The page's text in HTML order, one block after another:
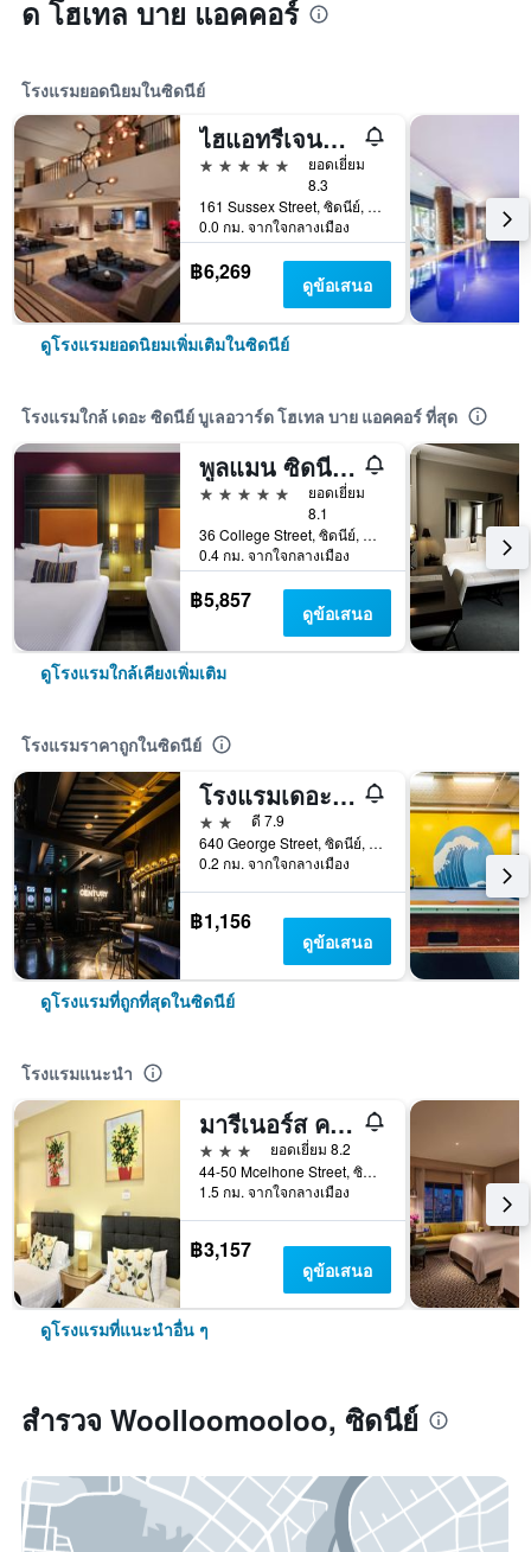
ด โฮเทล บาย แอคคอร์
โรงแรมยอดนิยมในซิดนีย์
ไฮแอทรีเจนซี ซิดนีย์
5 ดาว
ยอดเยี่ยม
8.3
161 Sussex Street, ซิดนีย์, NSW, ออสเตรเลีย
0.0 กม. จากใจกลางเมือง
฿6,269 ดูข้อเสนอ
ดูโรงแรมยอดนิยมเพิ่มเติมในซิดนีย์
โรงแรมใกล้ เดอะ ซิดนีย์ บูเลอวาร์ด โฮเทล บาย แอคคอร์ ที่สุด
พูลแมน ซิดนีย์ ไฮด์ปาร์ค
5 ดาว
ยอดเยี่ยม
8.1
36 College Street, ซิดนีย์, NSW, ออสเตรเลีย
0.4 กม. จากใจกลางเมือง
฿5,857 ดูข้อเสนอ
ดูโรงแรมใกล้เคียงเพิ่มเติม
โรงแรมราคาถูกในซิดนีย์
โรงแรมเดอะแคปซูล - โฮสเทล
2 ดาว
ดี 7.9
640 George Street, ซิดนีย์, NSW, ออสเตรเลีย
0.2 กม. จากใจกลางเมือง
฿1,156
ดูข้อเสนอ
ดูโรงแรมที่ถูกที่สุดในซิดนีย์
โรงแรมแนะนำ
มารีเนอร์ส คอร์ท โฮเทล ซิดนีย์
3 ดาว
ยอดเยี่ยม 8.2
44-50 Mcelhone Street, ซิดนีย์, NSW, ออสเตรเลีย
1.5 กม. จากใจกลางเมือง
฿3,157
ดูข้อเสนอ
ดูโรงแรมที่แนะนำอื่น ๆ
สำรวจ Woolloomooloo, ซิดนีย์